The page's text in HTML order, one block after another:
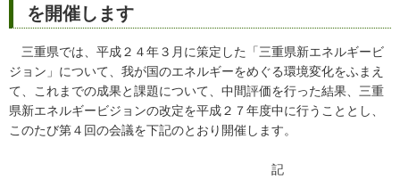
を開催します
三重県では、平成２４年３月に策定した「三重県新エネルギービ
ジョン」について、我が国のエネルギーをめぐる環境変化をふまえ
て、これまでの成果と課題について、中間評価を行った結果、三重
県新エネルギービジョンの改定を平成２７年度中に行うこととし、
このたび第４回の会議を下記のとおり開催します。
記